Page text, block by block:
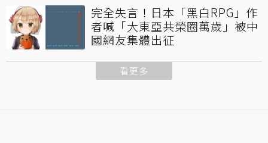
完全失言！日本「黑白RPG」作
者喊「大東亞共榮圈萬歲」被中
國網友集體出征
看更多